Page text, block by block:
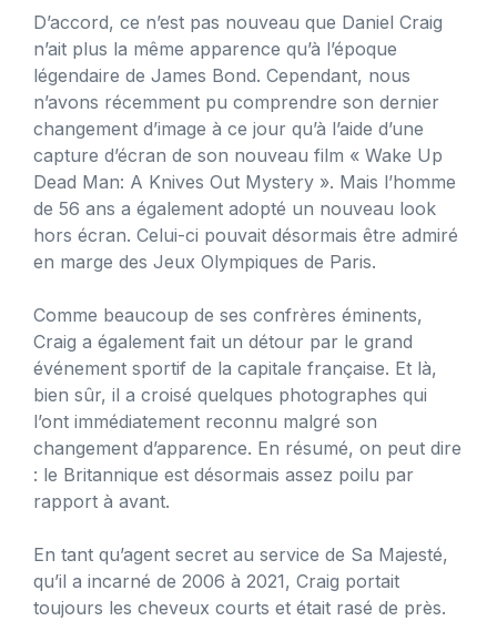
D’accord, ce n’est pas nouveau que Daniel Craig
n’ait plus la même apparence qu’à l’époque
légendaire de James Bond. Cependant, nous
n’avons récemment pu comprendre son dernier
changement d’image à ce jour qu’à l’aide d’une
capture d’écran de son nouveau film « Wake Up
Dead Man: A Knives Out Mystery ». Mais l’homme
de 56 ans a également adopté un nouveau look
hors écran. Celui-ci pouvait désormais être admiré
en marge des Jeux Olympiques de Paris.
Comme beaucoup de ses confrères éminents,
Craig a également fait un détour par le grand
événement sportif de la capitale française. Et là,
bien sûr, il a croisé quelques photographes qui
l’ont immédiatement reconnu malgré son
changement d’apparence. En résumé, on peut dire
: le Britannique est désormais assez poilu par
rapport à avant.
En tant qu’agent secret au service de Sa Majesté,
qu’il a incarné de 2006 à 2021, Craig portait
toujours les cheveux courts et était rasé de près.